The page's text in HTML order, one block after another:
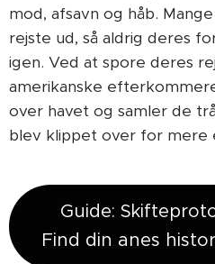
mod, afsavn og håb.
rejste ud, så aldrig deres
igen. Ved at spore deres
amerikanske
over havet og samler de
blev klippet over for mere
Guide:
Find din anes